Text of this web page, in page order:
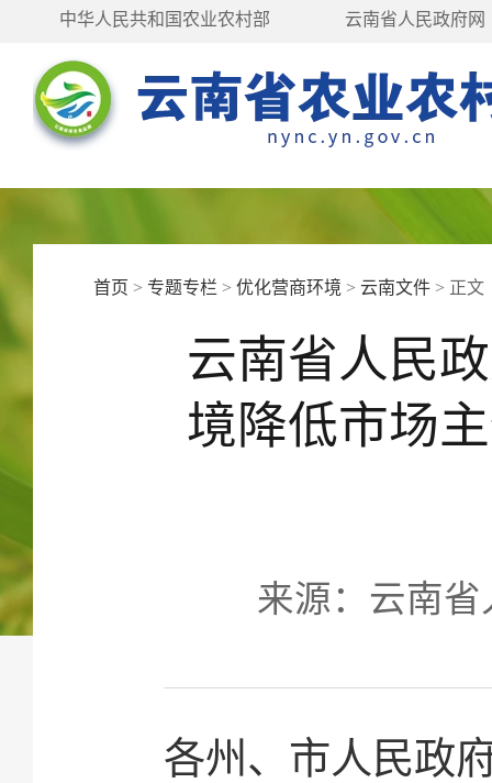
中华人民共和国农业农村部 云南省人民政府网
首页 > 专题专栏 >优化营商环境 > 云南文件 > 正文
云南省人民
境降低市场
来源：云南
各州、市人民政